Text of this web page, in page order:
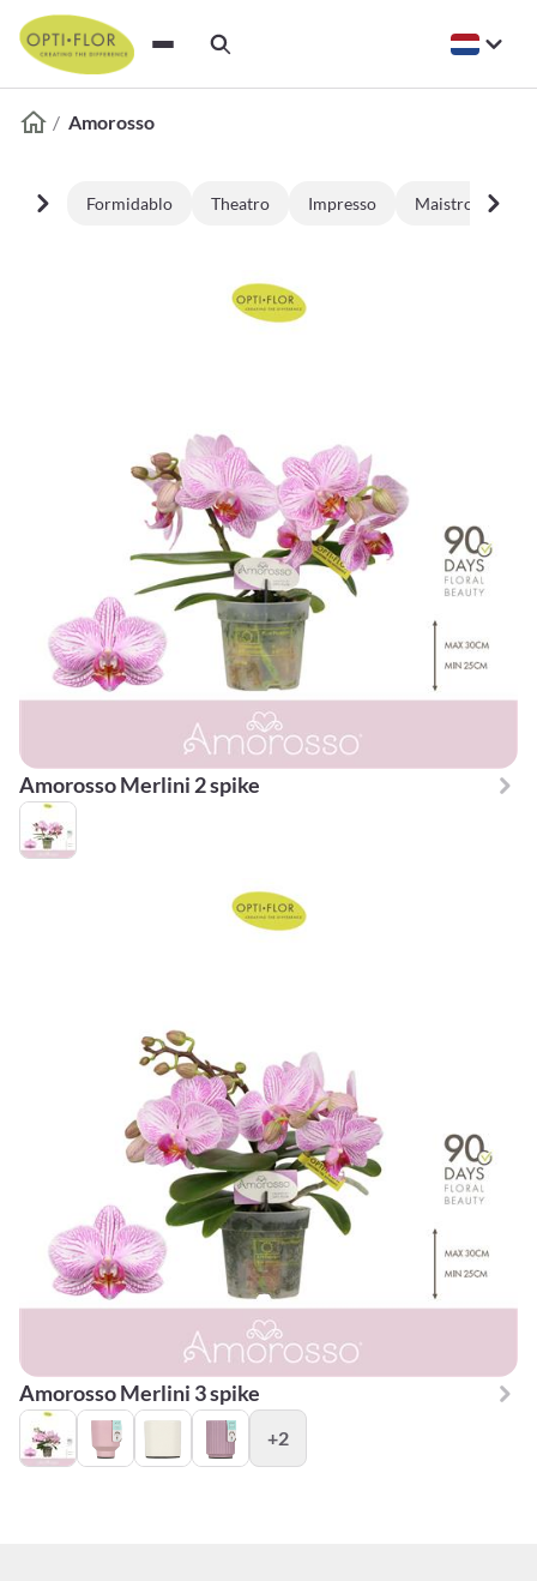
Amorosso
Formidablo Theatro Impresso Maistro
Amorosso Merlini 2 spike
Amorosso Merlini 3 spike
+2